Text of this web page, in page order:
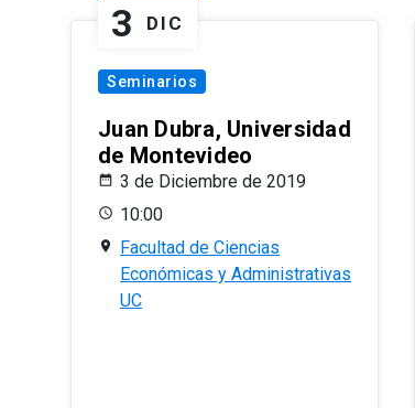
3 DIC
Seminarios
Juan Dubra, Universidad
de Montevideo
3 de Diciembre de 2019
10:00
Facultad de Ciencias
Económicas y Administrativas
UC